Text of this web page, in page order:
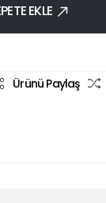
EKLE
Ürünü Paylaş